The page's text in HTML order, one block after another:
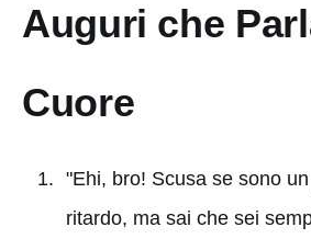
Auguri che
Cuore
"Ehi, bro! Scusa se sono
ritardo, ma sai che sei